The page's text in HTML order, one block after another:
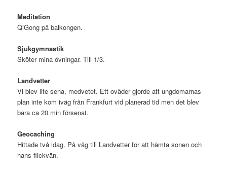
Meditation
QiGong på balkongen.
Sjukgymnastik
Sköter mina övningar. Till 1/3.
Landvetter
Vi blev lite sena, medvetet. Ett oväder gjorde att ungdomarnas
plan inte kom iväg från Frankfurt vid planerad tid men det blev
bara ca 20 min försenat.
Geocaching
Hittade två idag. På väg till Landvetter för att hämta sonen och
hans flickvän.